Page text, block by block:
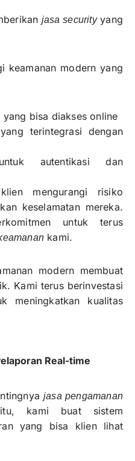
jasa securityyang
keamanan modern yang
yang bisa diakses online
terintegrasi dengan
autentikasi dan
mengurangi risiko
keselamatan mereka.
untuk terus
kami.
modern membuat
Kami terus berinvestasi
meningkatkan kualitas
Real-time
jasa pengamanan
kami buat sistem
yang bisa klien lihat